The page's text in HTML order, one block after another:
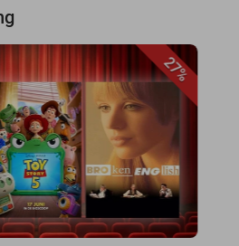
27%